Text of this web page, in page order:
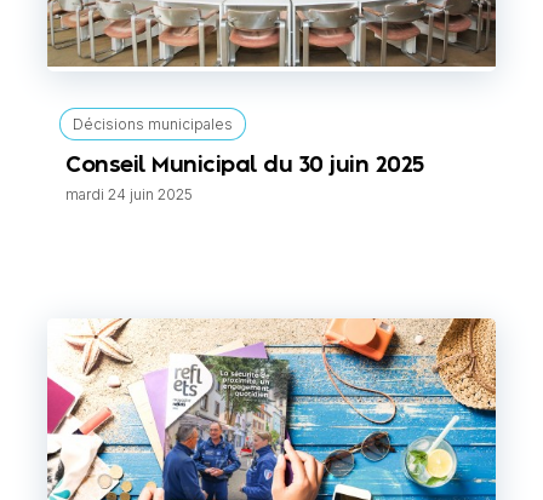
Décisions municipales
Conseil Municipal du 30 juin 2025
mardi 24 juin 2025